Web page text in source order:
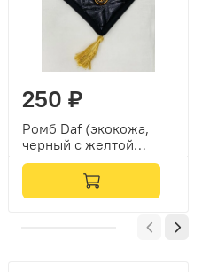
250 ₽
Ромб Daf (экокожа,
черный с желтой
вышивкой)